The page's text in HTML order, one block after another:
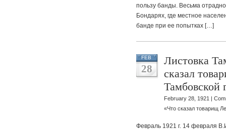
пользу банды. Весьма
Бондарях, где местное
банде при ее попытках […]
FEB
28
Листовка
сказал
Тамбовской
February 28, 1921 |
«Что сказал товарищ
Февраль 1921 г. 14 февраля